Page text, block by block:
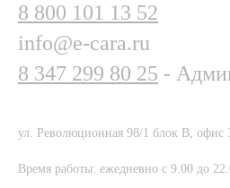
8 800 101 13 52
info@e-cara.ru
8 347 299 80 25 -
ул. Революционная 98/1 блок В, офис
Время работы: ежедневно с 9.00 до